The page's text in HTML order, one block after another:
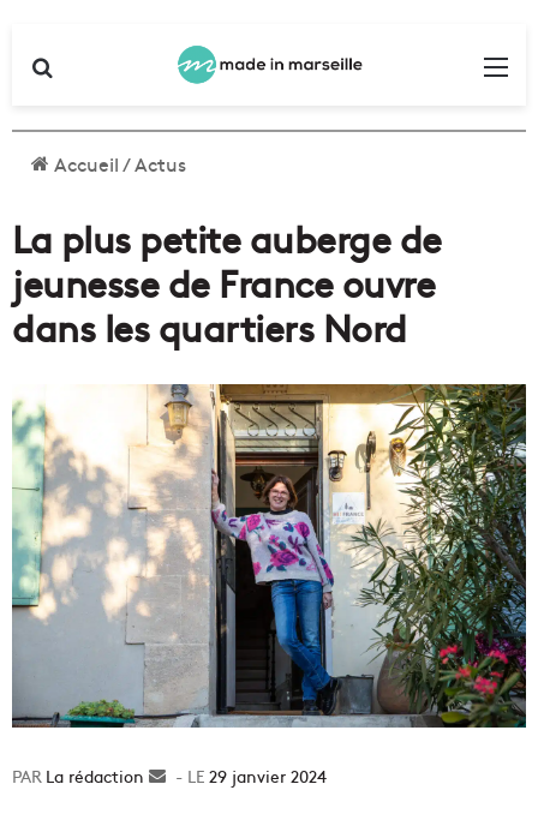
Accueil/Actus
La plus petite auberge de
jeunesse de France ouvre
dans les quartiers Nord
La rédaction
Envoyer29 janvier 2024